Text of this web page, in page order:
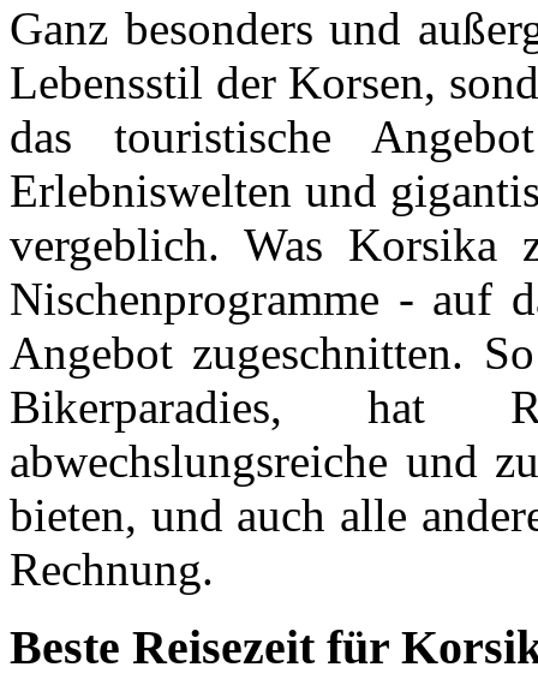
Ganz besonders und
Lebensstil der Korsen,
das touristische
Erlebniswelten und
vergeblich. Was Korsika
Nischenprogramme - auf
Angebot zugeschnitten.
Bikerparadies, hat
abwechslungsreiche und
bieten, und auch alle
Rechnung.
Beste Reisezeit für